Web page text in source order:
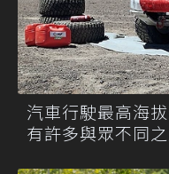
汽車行駛最高海
有許多與眾不同